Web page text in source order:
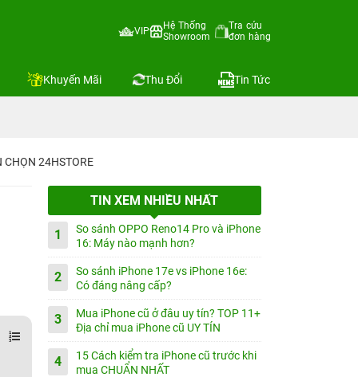
VIP
Hệ Thống
Showroom
Tra cứu
đơn hàng
Khuyến Mãi Thu Đổi Tin Tức
CHỌN 24HSTORE
TIN XEM NHIỀU NHẤT
1
So sánh OPPO Reno14 Pro và iPhone
16: Máy nào mạnh hơn?
2
So sánh iPhone 17e vs iPhone 16e:
Có đáng nâng cấp?
3
Mua iPhone cũ ở đâu uy tín? TOP 11+
Địa chỉ mua iPhone cũ UY TÍN
4
15 Cách kiểm tra iPhone cũ trước khi
mua CHUẨN NHẤT